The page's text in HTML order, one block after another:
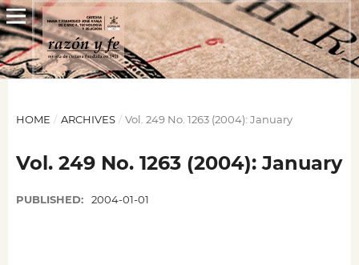
HOME / ARCHIVES / Vol. 249 No. 1263 (2004): January
Vol. 249 No. 1263 (2004): January
PUBLISHED: 2004-01-01